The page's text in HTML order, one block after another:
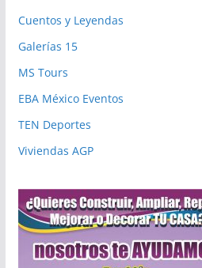
Cuentos y Leyendas
Galerías 15
MS Tours
EBA México Eventos
TEN Deportes
Viviendas AGP